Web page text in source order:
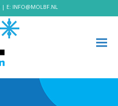
| E: INFO@MOLBF.NL